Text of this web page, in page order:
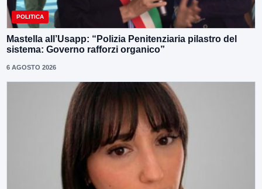
POLITICA
Mastella all’Usapp: “Polizia Penitenziaria pilastro del
sistema: Governo rafforzi organico”
6 AGOSTO 2026